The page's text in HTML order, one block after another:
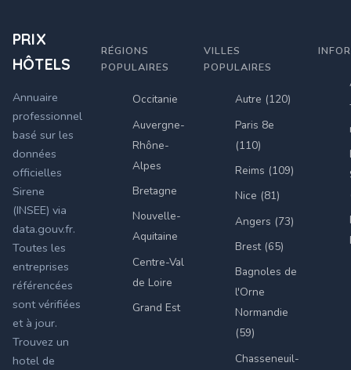
PRIX
HÔTELS
Annuaire
professionnel
basé sur les
données
officielles
Sirene
(INSEE) via
data.gouv.fr.
Toutes les
entreprises
référencées
sont vérifiées
et à jour.
Trouvez un
hotel de
RÉGIONS
POPULAIRES
Occitanie
Auvergne-
Rhône-
Alpes
Bretagne
Nouvelle-
Aquitaine
Centre-Val
de Loire
Grand Est
VILLES
POPULAIRES
Autre (120)
Paris 8e
(110)
Reims (109)
Nice (81)
Angers (73)
Brest (65)
Bagnoles de
l'Orne
Normandie
(59)
Chasseneuil-